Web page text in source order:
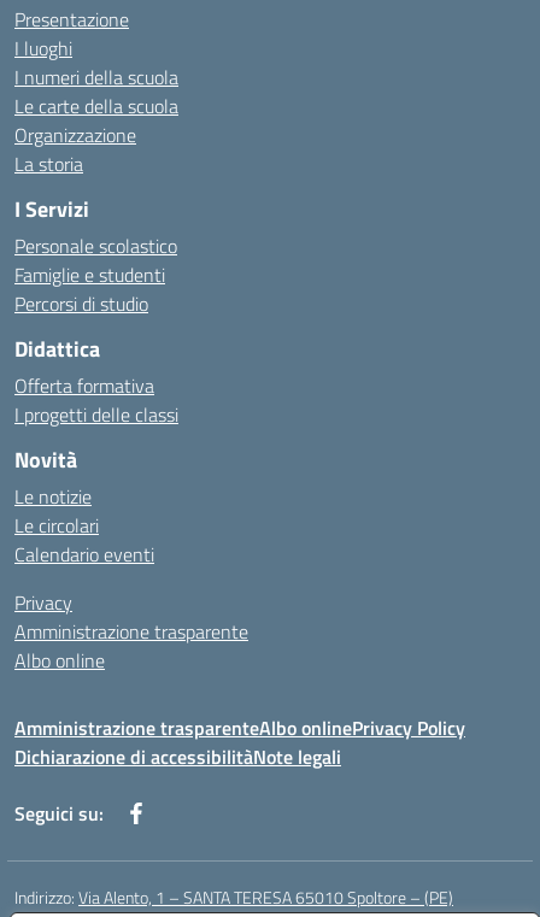
Presentazione
I luoghi
I numeri della scuola
Le carte della scuola
Organizzazione
La storia
I Servizi
Personale scolastico
Famiglie e studenti
Percorsi di studio
Didattica
Offerta formativa
I progetti delle classi
Novità
Le notizie
Le circolari
Calendario eventi
Privacy
Amministrazione trasparente
Albo online
Amministrazione trasparenteAlbo onlinePrivacy Policy
Dichiarazione di accessibilitàNote legali
Seguici su:
Indirizzo:Via Alento, 1 – SANTA TERESA 65010 Spoltore – (PE)